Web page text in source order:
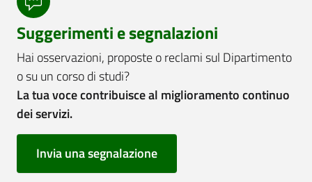
Suggerimenti e segnalazioni
Hai osservazioni, proposte o reclami sul Dipartimento
o su un corso di studi?
La tua voce contribuisce al miglioramento continuo
dei servizi.
Invia una segnalazione